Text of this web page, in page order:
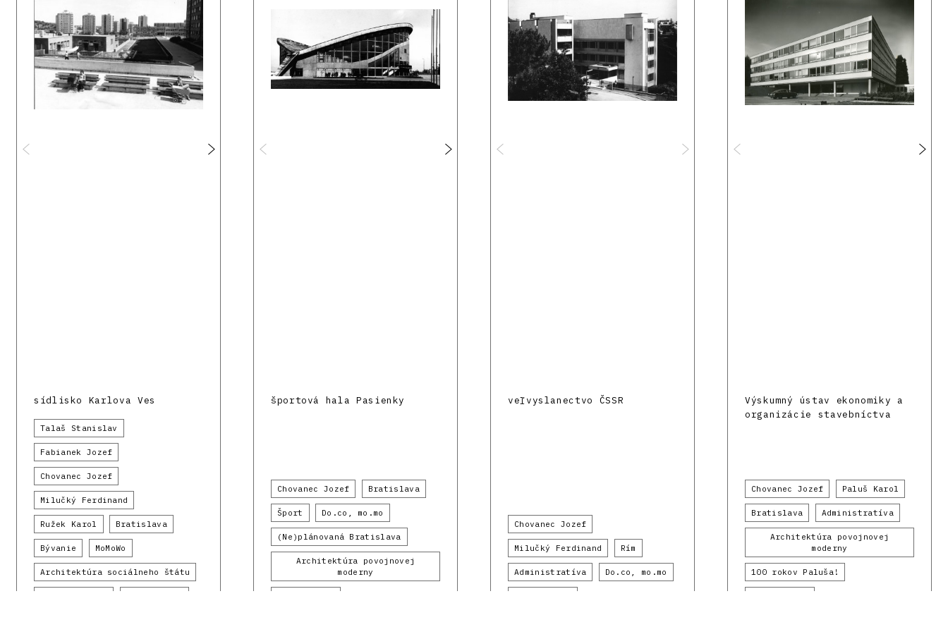
sídlisko Karlova Ves
Talaš Stanislav
Fabianek Jozef
Chovanec Jozef
Milučký Ferdinand
Ružek Karol Bratislava
Bývanie MoMoWo
Architektúra sociálneho štátu
športová hala Pasienky
Chovanec Jozef Bratislava
Šport Do.co, mo.mo
(Ne)plánovaná Bratislava
Architektúra povojnovej
moderny
veľvyslanectvo ČSSR
Chovanec Jozef
Milučký Ferdinand Rím
Administratíva Do.co, mo.mo
Výskumný ústav ekonomiky a
organizácie stavebníctva
Chovanec Jozef Paluš Karol
Bratislava Administratíva
Architektúra povojnovej
moderny
100 rokov Paluša!